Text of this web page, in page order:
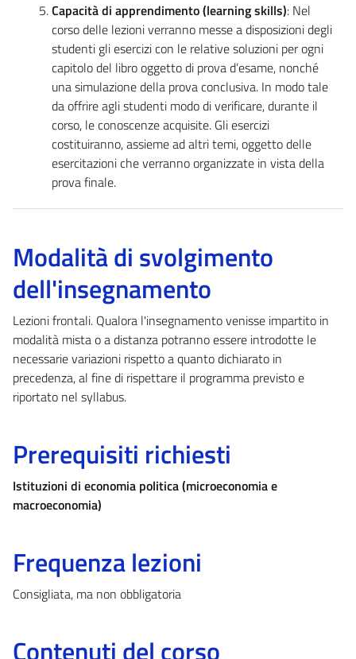
Capacità di apprendimento (learning skills): Nel
corso delle lezioni verranno messe a disposizioni degli
studenti gli esercizi con le relative soluzioni per ogni
capitolo del libro oggetto di prova d’esame, nonché
una simulazione della prova conclusiva. In modo tale
da offrire agli studenti modo di verificare, durante il
corso, le conoscenze acquisite. Gli esercizi
costituiranno, assieme ad altri temi, oggetto delle
esercitazioni che verranno organizzate in vista della
prova finale.
Modalità di svolgimento
dell'insegnamento
Lezioni frontali. Qualora l'insegnamento venisse impartito in
modalità mista o a distanza potranno essere introdotte le
necessarie variazioni rispetto a quanto dichiarato in
precedenza, al fine di rispettare il programma previsto e
riportato nel syllabus.
Prerequisiti richiesti
Istituzioni di economia politica (microeconomia e
macroeconomia)
Frequenza lezioni
Consigliata, ma non obbligatoria
Contenuti del corso